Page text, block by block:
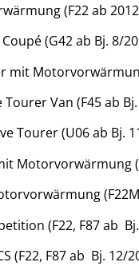
(F22 ab
(G42 ab Bj. 8/
mit
Van (F45 ab
Tourer (U06 ab Bj.
Motorvorwärmung
(F22, F87 ab
(F22, F87 ab Bj. 12/